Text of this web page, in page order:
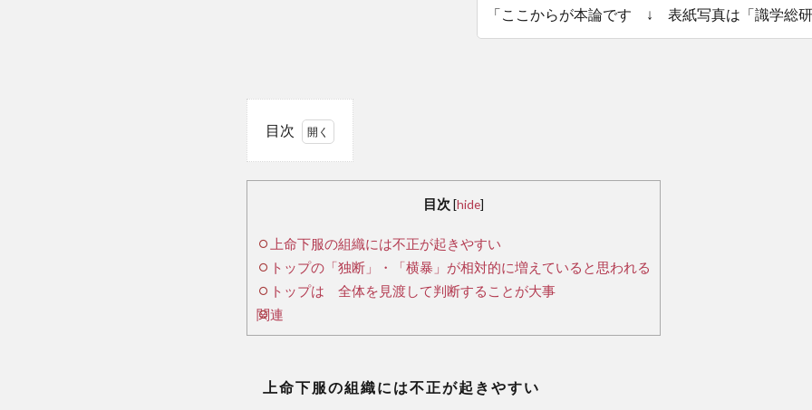
「ここからが本論です ↓ 表紙写真は「識学総
目次
下
服
の
組
織
不
目次 [hide]
上命下服の組織には不正が起きやすい
トップの「独断」・「横暴」が相対的に増えていると思われる
トップは 全体を見渡して判断することが大事
関連
上命下服の組織には不正が起きやすい